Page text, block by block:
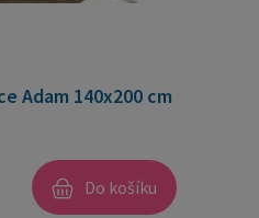
Adam 140x200 cm
Do košíku